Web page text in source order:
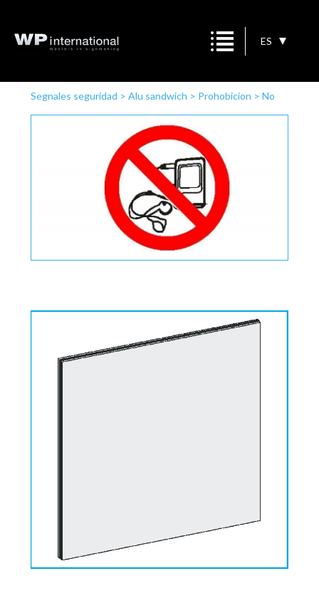
ES
Segnales seguridad > Alu sandwich > Prohobicion > No